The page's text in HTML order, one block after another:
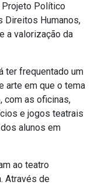
Projeto Político
Direitos Humanos,
a valorização da
ter frequentado um
arte em que o tema
com as oficinas,
e jogos teatrais
alunos em
ao teatro
Através de